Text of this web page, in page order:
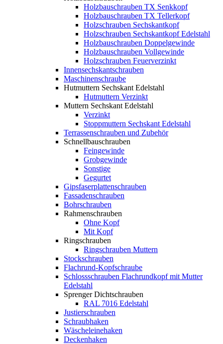
Holzbauschrauben TX Senkkopf
Holzbauschrauben TX Tellerkopf
Holzschrauben Sechskantkopf
Holzschrauben Sechskantkopf Edelstahl
Holzbauschrauben Doppelgewinde
Holzbauschrauben Vollgewinde
Holzschrauben Feuerverzinkt
Innensechskantschrauben
Maschinenschraube
Hutmuttern Sechskant Edelstahl
Hutmuttern Verzinkt
Muttern Sechskant Edelstahl
Verzinkt
Stoppmuttern Sechskant Edelstahl
Terrassenschrauben und Zubehör
Schnellbauschrauben
Feingewinde
Grobgewinde
Sonstige
Gegurtet
Gipsfaserplattenschrauben
Fassadenschrauben
Bohrschrauben
Rahmenschrauben
Ohne Kopf
Mit Kopf
Ringschrauben
Ringschrauben Muttern
Stockschrauben
Flachrund-Kopfschraube
Schlossschrauben Flachrundkopf mit Mutter
Edelstahl
Sprenger Dichtschrauben
RAL 7016 Edelstahl
Justierschrauben
Schraubhaken
Wäscheleinehaken
Deckenhaken